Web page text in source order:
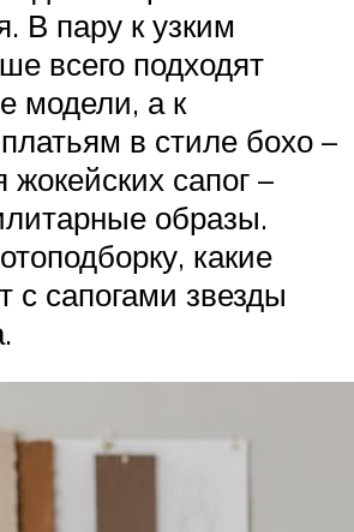
В пару к узким
всего подходят
модели, а к
в стиле бохо –
жокейских сапог –
образы.
какие
с сапогами звезды